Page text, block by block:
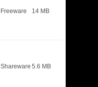
Freeware 14 MB
Shareware 5.6 MB